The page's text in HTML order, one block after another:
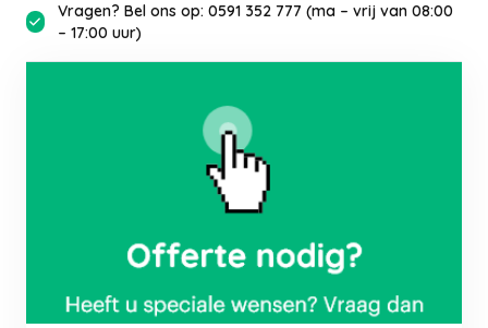
Vragen? Bel ons op: 0591 352 777 (ma – vrij van 08:00
– 17:00 uur)